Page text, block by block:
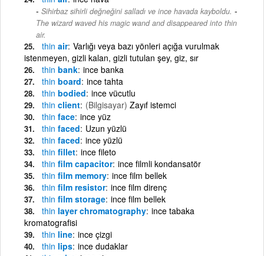
Sihirbaz sihirli değneğini salladı ve ince havada kayboldu. -
The wizard waved his magic wand and disappeared into thin
air.
thin air Varlığı veya bazı yönleri açığa vurulmak
istenmeyen, gizli kalan, gizli tutulan şey, giz, sır
thin bank ince banka
thin board ince tahta
thin bodied ince vücutlu
thin client (Bilgisayar) Zayıf istemci
thin face ince yüz
thin faced Uzun yüzlü
thin faced ince yüzlü
thin fillet ince fileto
thin film capacitor ince filmli kondansatör
thin film memory ince film bellek
thin film resistor ince film direnç
thin film storage ince film bellek
thin layer chromatography ince tabaka
kromatografisi
thin line ince çizgi
thin lips ince dudaklar